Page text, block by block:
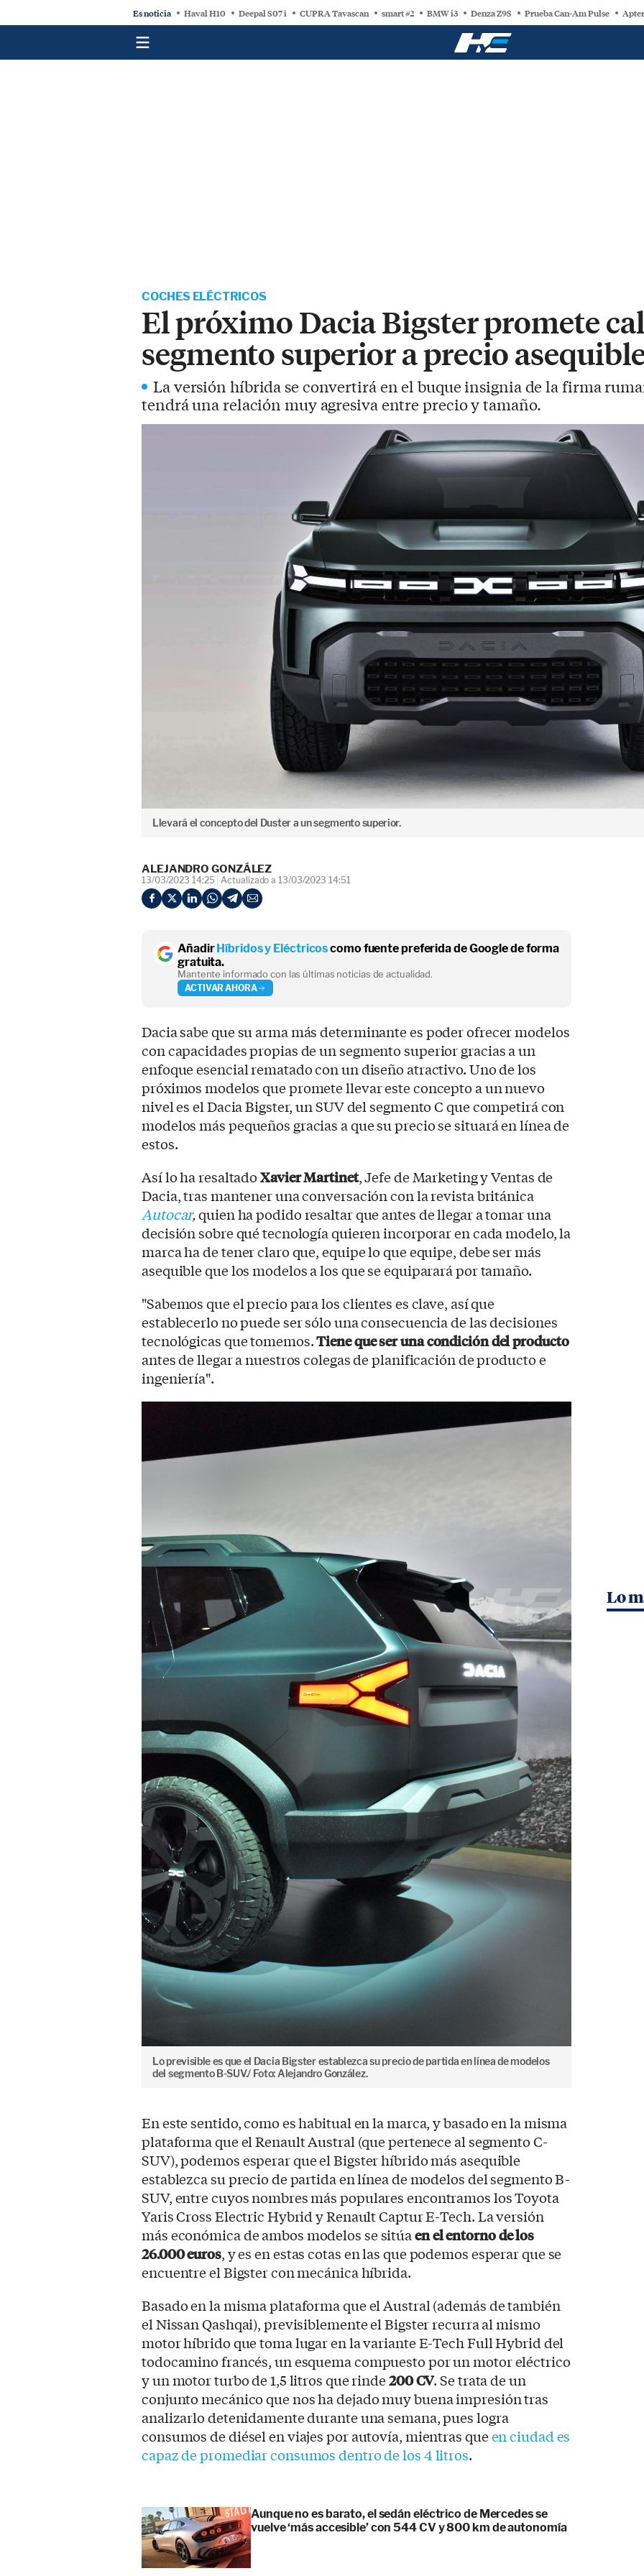
Es noticia Haval H10 Deepal S07 i CUPRA Tavascan smart #2 BMW i3 Denza Z9S Prueba Can-Am Pulse
COCHES ELÉCTRICOS
El próximo Dacia Bigster promete
segmento superior a precio
La versión híbrida se convertirá en el buque insignia de la firma
tendrá una relación muy agresiva entre precio y tamaño.
Llevará el concepto del Duster a un segmento superior.
ALEJANDRO GONZÁLEZ
13/03/2023 14:25 Actualizado a 13/03/2023 14:51
Añadir Híbridos y Eléctricoscomo fuente preferida de Google de forma
gratuita.
Mantente informado con las últimas noticias de actualidad.
ACTIVAR AHORA
Dacia sabe que su arma más determinante es poder ofrecer modelos
con capacidades propias de un segmento superior gracias a un
enfoque esencial rematado con un diseño atractivo. Uno de los
próximos modelos que promete llevar este concepto a un nuevo
nivel es el Dacia Bigster, un SUV del segmento C que competirá con
modelos más pequeños gracias a que su precio se situará en línea de
estos.
Así lo ha resaltadoXavier Martinet, Jefe de Marketing y Ventas de
Dacia, tras mantener una conversación con la revista británica
Autocar,quien ha podido resaltar que antes de llegar a tomar una
decisión sobre qué tecnología quieren incorporar en cada modelo, la
marca ha de tener claro que, equipe lo que equipe, debe ser más
asequible que los modelos a los que se equiparará por tamaño.
"Sabemos que el precio para los clientes es clave, así que
establecerlo no puede ser sólo una consecuencia de las decisiones
tecnológicas que tomemos.Tiene que ser una condición del producto
antes de llegar a nuestros colegas de planificación de producto e
ingeniería".
Lo previsible es que el Dacia Bigster establezca su precio de partida en línea de modelos
del segmento B-SUV./ Foto: Alejandro González.
En este sentido, como es habitual en la marca, y basado en la misma
plataforma que el Renault Austral (que pertenece al segmento C-
SUV), podemos esperar que el Bigster híbrido más asequible
establezca su precio de partida en línea de modelos del segmento B-
SUV, entre cuyos nombres más populares encontramos los Toyota
Yaris Cross Electric Hybrid y Renault Captur E-Tech. La versión
más económica de ambos modelos se sitúaen el entorno de los
26.000 euros, y es en estas cotas en las que podemos esperar que se
encuentre el Bigster con mecánica híbrida.
Basado en la misma plataforma que el Austral (además de también
el Nissan Qashqai), previsiblemente el Bigster recurra al mismo
motor híbrido que toma lugar en la variante E-Tech Full Hybrid del
todocamino francés, un esquema compuesto por un motor eléctrico
y un motor turbo de 1,5 litros que rinde200 CV. Se trata de un
conjunto mecánico que nos ha dejado muy buena impresión tras
analizarlo detenidamente durante una semana, pues logra
consumos de diésel en viajes por autovía, mientras queen ciudad es
capaz de promediar consumos dentro de los 4 litros.
Aunque no es barato, el sedán eléctrico de Mercedes se
vuelve ‘más accesible’ con 544 CV y 800 km de autonomía
Lo